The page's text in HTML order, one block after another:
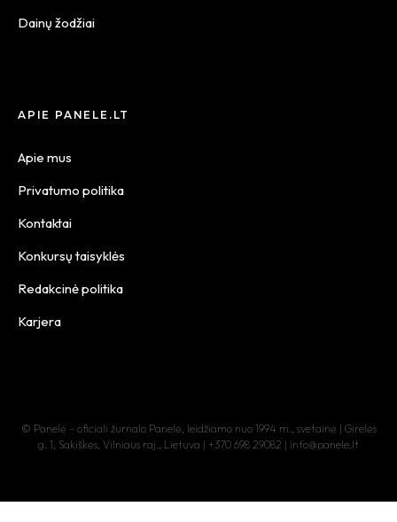
Dainų žodžiai
APIE PANELE.LT
Apie mus
Privatumo politika
Kontaktai
Konkursų taisyklės
Redakcinė politika
Karjera
© Panelė – oficiali žurnalo Panelė, leidžiamo nuo 1994 m., svetainė | Girelės
g. 1, Sakiškės, Vilniaus raj., Lietuva | +370 698 29082 | info@panele.lt